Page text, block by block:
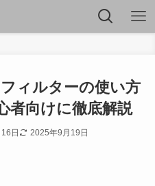
フィルターの使い方
者向けに徹底解説
日 2025年9月19日